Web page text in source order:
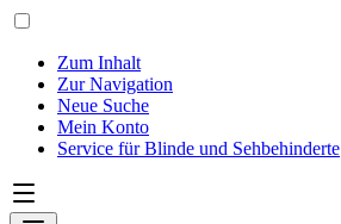
Zum Inhalt
Zur Navigation
Neue Suche
Mein Konto
Service für Blinde und Sehbehinderte